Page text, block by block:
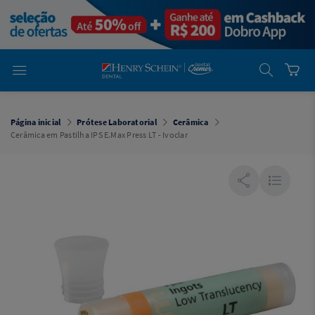
Dental
Cremer -
Henry Schein
Laboratório
Laboratório
Cremer -
Henry Schein
Software
Odontológico
Página inicial Prótese Laboratorial
Cerâmica
Cerâmica em Pastilha IPS E.Max Press LT - Ivoclar